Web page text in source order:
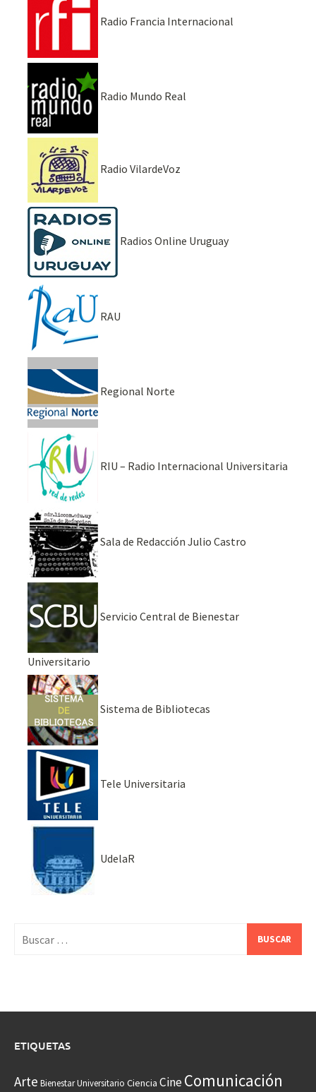
Radio Francia Internacional
Radio Mundo Real
Radio VilardeVoz
Radios Online Uruguay
RAU
Regional Norte
RIU – Radio Internacional Universitaria
Sala de Redacción Julio Castro
Servicio Central de Bienestar
Universitario
Sistema de Bibliotecas
Tele Universitaria
UdelaR
ETIQUETAS
Arte Bienestar Universitario Ciencia CineComunicación